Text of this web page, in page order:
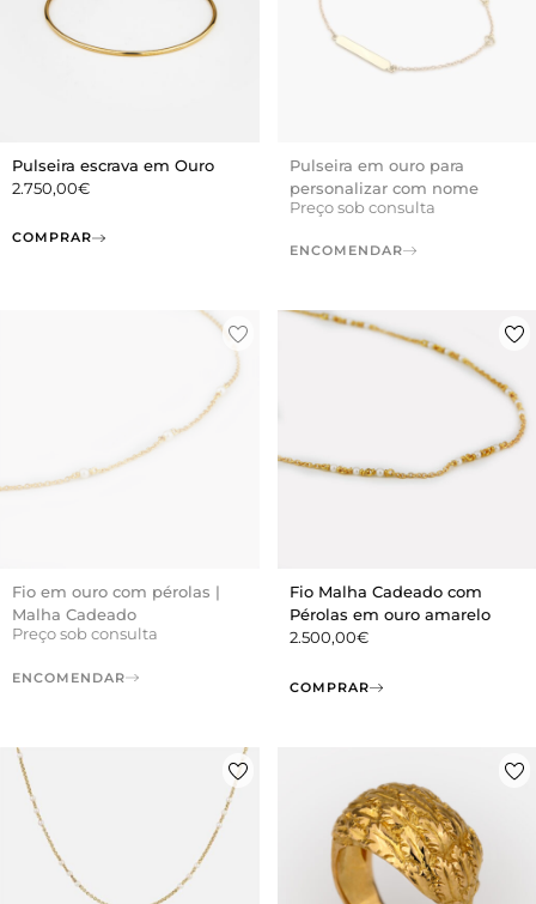
Pulseira escrava em Ouro
2.750,00€
COMPRAR
Pulseira em ouro para
personalizar com nome
Preço sob consulta
ENCOMENDAR
Fio em ouro com pérolas |
Malha Cadeado
Preço sob consulta
ENCOMENDAR
Fio Malha Cadeado com
Pérolas em ouro amarelo
2.500,00€
COMPRAR